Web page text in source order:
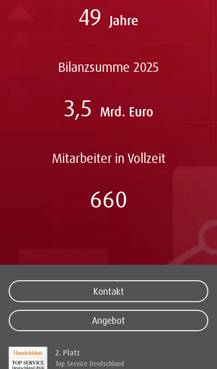
49 Jahre
Bilanzsumme 2025
3,5 Mrd. Euro
Mitarbeiter in Vollzeit
660
Kontakt
Angebot
2. Platz
Top Service Deutschland